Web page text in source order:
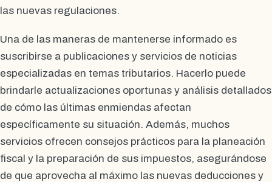
las nuevas regulaciones.
Una de las maneras de mantenerse informado es
suscribirse a publicaciones y servicios de noticias
especializadas en temas tributarios. Hacerlo puede
brindarle actualizaciones oportunas y análisis detallados
de cómo las últimas enmiendas afectan
específicamente su situación. Además, muchos
servicios ofrecen consejos prácticos para la planeación
fiscal y la preparación de sus impuestos, asegurándose
de que aprovecha al máximo las nuevas deducciones y